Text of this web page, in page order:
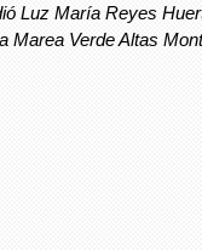
Luz María Reyes
Marea Verde Altas